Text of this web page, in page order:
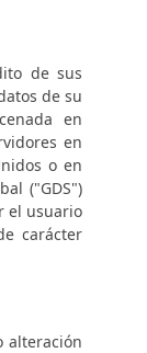
de sus
de su
en
en
o en
("GDS")
el usuario
carácter
alteración